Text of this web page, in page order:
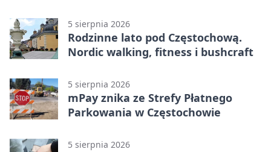
5 sierpnia 2026
Rodzinne lato pod Częstochową.
Nordic walking, fitness i bushcraft
5 sierpnia 2026
mPay znika ze Strefy Płatnego
Parkowania w Częstochowie
5 sierpnia 2026